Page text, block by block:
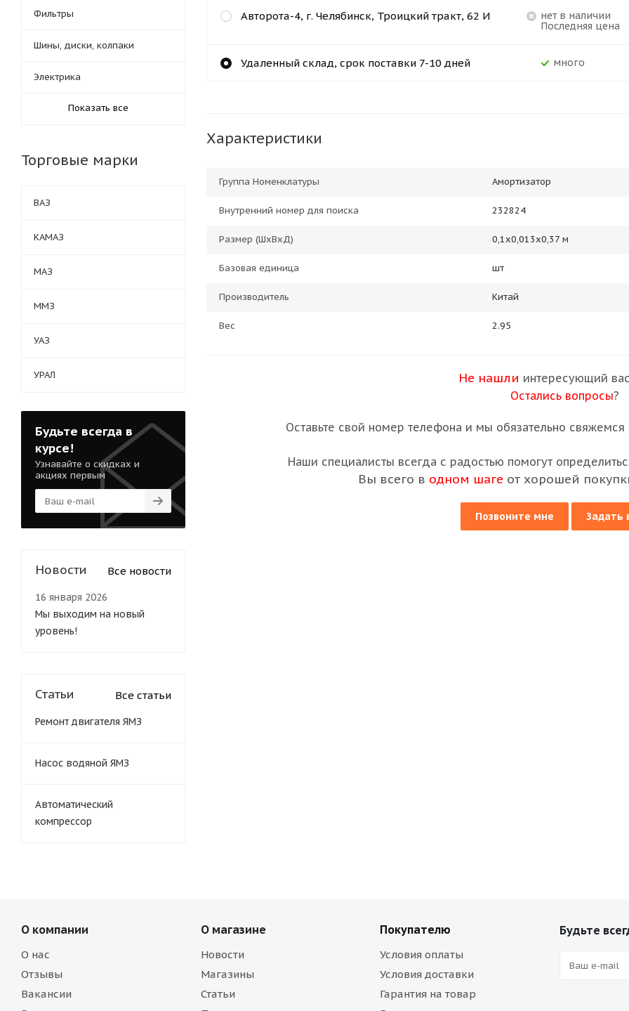
Нет в наличии
Последняя цена
Авторота-4, г. Челябинск, Троицкий тракт, 62 И
Много
Удаленный склад, срок поставки 7-10 дней
Характеристики
Группа Номенклатуры Амортизатор
Внутренний номер для поиска 232824
Размер (ШхВхД) 0,1х0,013х0,37 м
Базовая единица шт
Производитель Китай
Вес 2.95
Не нашли интересующий
Остались вопросы?
Оставьте свой номер телефона и мы обязательно свяжемся
Наши специалисты всегда с радостью помогут
Вы всего в одном шаге от хорошей
Позвоните мне Задать
Фильтры
Шины, диски, колпаки
Электрика
Показать все
Торговые марки
ВАЗ
КАМАЗ
МАЗ
ММЗ
УАЗ
УРАЛ
Будьте всегда в
курсе!
Узнавайте о скидках и
акциях первым
Новости Все новости
16 января 2026
Мы выходим на новый
уровень!
Статьи Все статьи
Ремонт двигателя ЯМЗ
Насос водяной ЯМЗ
Автоматический
компрессор
О компании
О нас
Отзывы
Вакансии
О магазине
Новости
Магазины
Статьи
Покупателю
Условия оплаты
Условия доставки
Гарантия на товар
Будьте